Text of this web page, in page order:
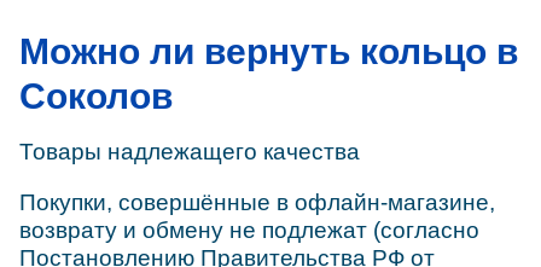
Можно ли вернуть кольцо в
Соколов
Товары надлежащего качества
Покупки, совершённые в офлайн-магазине,
возврату и обмену не подлежат (согласно
Постановлению Правительства РФ от